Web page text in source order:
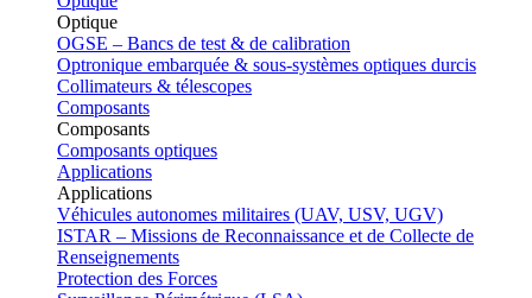
Optique
OGSE – Bancs de test & de calibration
Optronique embarquée & sous-systèmes optiques durcis
Collimateurs & télescopes
Composants
Composants
Composants optiques
Applications
Applications
Véhicules autonomes militaires (UAV, USV, UGV)
ISTAR – Missions de Reconnaissance et de Collecte de
Renseignements
Protection des Forces